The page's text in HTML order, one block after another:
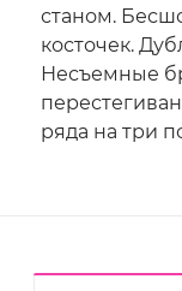
станом.
косточек.
Несъемные
ряда на три